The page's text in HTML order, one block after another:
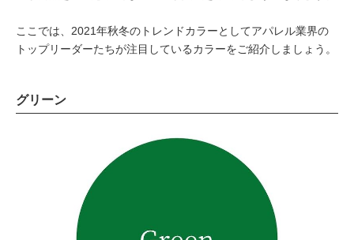
ここでは、2021年秋冬のトレンドカラーとしてアパレル業界の
トップリーダーたちが注目しているカラーをご紹介しましょう。
グリーン